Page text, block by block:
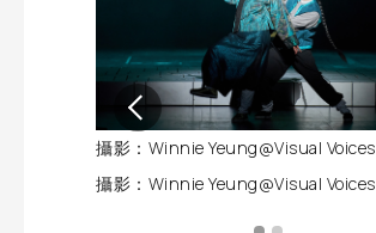
攝影：Winnie Yeung@Visual Voices
攝影：Winnie Yeung@Visual Voices